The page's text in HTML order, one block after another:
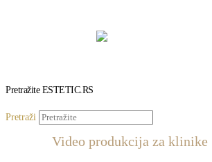
Pretražite ESTETIC.RS
Pretraži
Video produkcija za klinike